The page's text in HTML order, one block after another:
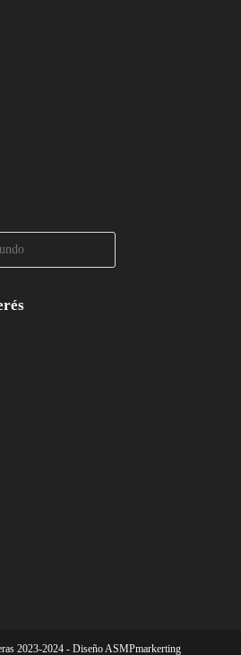
2023-2024 - Diseño ASMPmarkerting